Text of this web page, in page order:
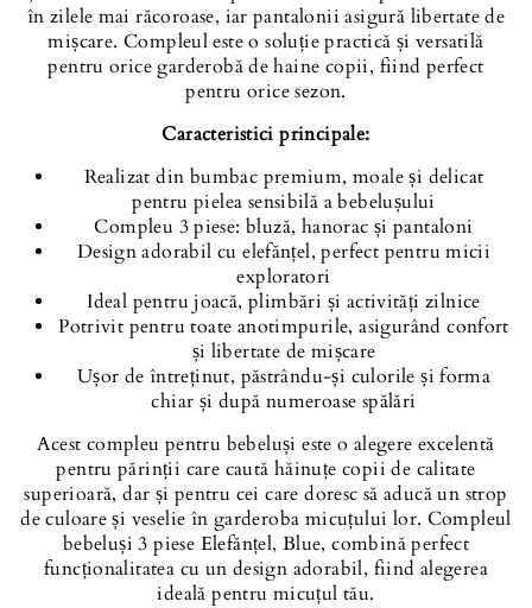
în zilele mai răcoroase, iar pantalonii asigură libertate de
mișcare. Compleul este o soluție practică și versatilă
pentru orice garderobă de haine copii, fiind perfect
pentru orice sezon.
Caracteristici principale:
Realizat din bumbac premium, moale și delicat
pentru pielea sensibilă a bebelușului
Compleu 3 piese: bluză, hanorac și pantaloni
Design adorabil cu elefănțel, perfect pentru micii
exploratori
Ideal pentru joacă, plimbări și activități zilnice
Potrivit pentru toate anotimpurile, asigurând confort
și libertate de mișcare
Ușor de întreținut, păstrându-și culorile și forma
chiar și după numeroase spălări
Acest compleu pentru bebeluși este o alegere excelentă
pentru părinții care caută hăinuțe copii de calitate
superioară, dar și pentru cei care doresc să aducă un strop
de culoare și veselie în garderoba micuțului lor. Compleul
bebeluși 3 piese Elefănțel, Blue, combină perfect
funcționalitatea cu un design adorabil, fiind alegerea
ideală pentru micuțul tău.